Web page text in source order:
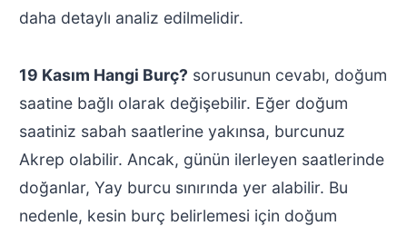
daha detaylı analiz edilmelidir.
19 Kasım Hangi Burç? sorusunun cevabı, doğum
saatine bağlı olarak değişebilir. Eğer doğum
saatiniz sabah saatlerine yakınsa, burcunuz
Akrep olabilir. Ancak, günün ilerleyen saatlerinde
doğanlar, Yay burcu sınırında yer alabilir. Bu
nedenle, kesin burç belirlemesi için doğum